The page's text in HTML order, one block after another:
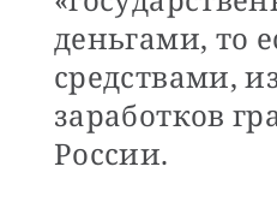
деньгами, то
средствами,
заработков
России.